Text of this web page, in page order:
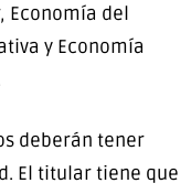
Economía del
y Economía
deberán tener
El titular tiene que